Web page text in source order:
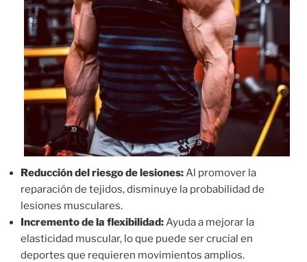
Reducción del riesgo de lesiones:Al promover la
reparación de tejidos, disminuye la probabilidad de
lesiones musculares.
Incremento de la flexibilidad:Ayuda a mejorar la
elasticidad muscular, lo que puede ser crucial en
deportes que requieren movimientos amplios.